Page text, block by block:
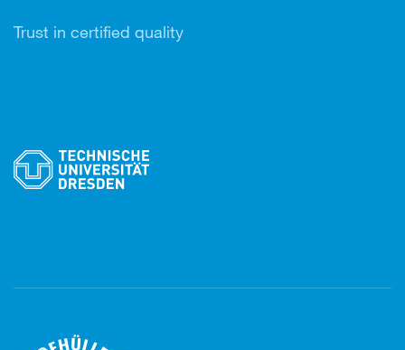
Trust in certified quality